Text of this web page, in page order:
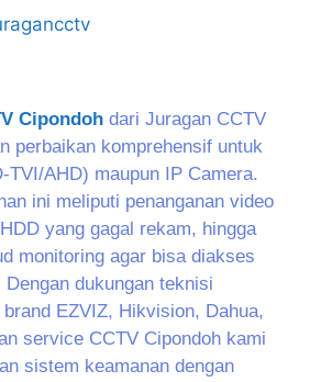
Cipondoh dari Juragan CCTV
perbaikan komprehensif untuk
TVI/AHD) maupun IP Camera.
ini meliputi penanganan video
yang gagal rekam, hingga
monitoring agar bisa diakses
Dengan dukungan teknisi
EZVIZ, Hikvision, Dahua,
service CCTV Cipondoh kami
sistem keamanan dengan